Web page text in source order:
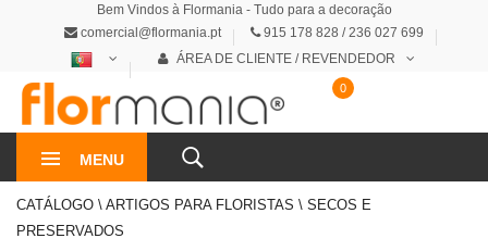
Bem Vindos à Flormania - Tudo para a decoração
comercial@flormania.pt
915 178 828 / 236 027 699
ÁREA DE CLIENTE / REVENDEDOR
MENU
0
CATÁLOGO \ ARTIGOS PARA FLORISTAS \ SECOS E
PRESERVADOS